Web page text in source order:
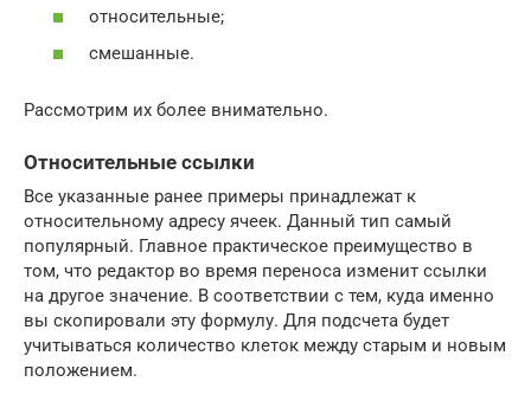
относительные;
смешанные.
Рассмотрим их более внимательно.
Относительные ссылки
Все указанные ранее примеры принадлежат к
относительному адресу ячеек. Данный тип самый
популярный. Главное практическое преимущество в
том, что редактор во время переноса изменит ссылки
на другое значение. В соответствии с тем, куда именно
вы скопировали эту формулу. Для подсчета будет
учитываться количество клеток между старым и новым
положением.